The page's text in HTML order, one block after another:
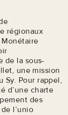
régionaux
Monétaire
de la sous-
une mission
Sy. Pour rappel,
d’une charte
des
l’unio